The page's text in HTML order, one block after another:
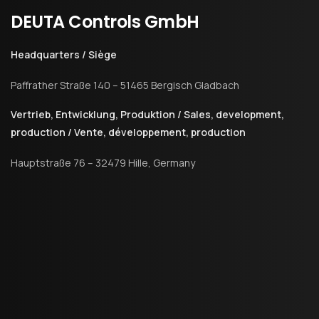
DEUTAControls GmbH
Headquarters / Siège
Paffrather Straße 140 – 51465 Bergisch Gladbach
Vertrieb, Entwicklung, Produktion / Sales, development,
production / Vente, développement, production
Hauptstraße 76 – 32479 Hille, Germany